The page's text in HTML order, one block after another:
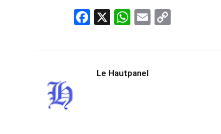
Facebook
X WhatsApp
Email
Le Hautpanel